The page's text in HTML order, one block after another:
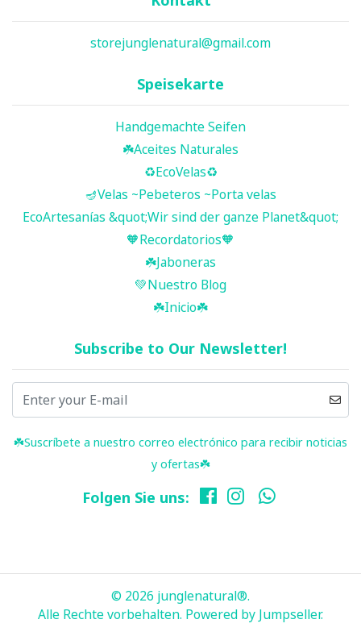
storejunglenatural@gmail.com
Speisekarte
Handgemachte Seifen
☘️ Aceites Naturales
♻️EcoVelas♻️
🪔Velas ~Pebeteros ~Porta velas
EcoArtesanías &quot;Wir sind der ganze Planet&quot;
🧡Recordatorios🧡
☘️Jaboneras
💚Nuestro Blog
☘️ Inicio ☘️
Subscribe to Our Newsletter!
☘️ Suscríbete a nuestro correo electrónico para recibir noticias
y ofertas☘️
Folgen Sie uns:
© 2026 junglenatural®.
Alle Rechte vorbehalten. Powered by Jumpseller.